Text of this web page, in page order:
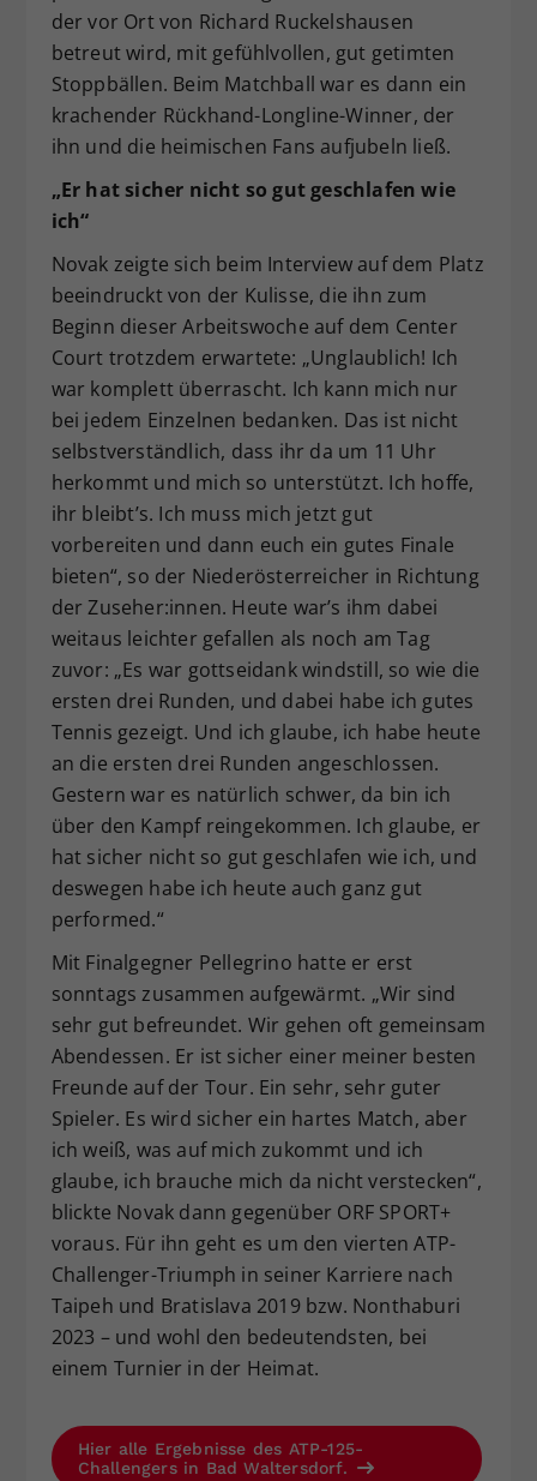
der vor Ort von Richard Ruckelshausen
betreut wird, mit gefühlvollen, gut getimten
Stoppbällen. Beim Matchball war es dann ein
krachender Rückhand-Longline-Winner, der
ihn und die heimischen Fans aufjubeln ließ.
„Er hat sicher nicht so gut geschlafen wie
ich“
Novak zeigte sich beim Interview auf dem Platz
beeindruckt von der Kulisse, die ihn zum
Beginn dieser Arbeitswoche auf dem Center
Court trotzdem erwartete: „Unglaublich! Ich
war komplett überrascht. Ich kann mich nur
bei jedem Einzelnen bedanken. Das ist nicht
selbstverständlich, dass ihr da um 11 Uhr
herkommt und mich so unterstützt. Ich hoffe,
ihr bleibt’s. Ich muss mich jetzt gut
vorbereiten und dann euch ein gutes Finale
bieten“, so der Niederösterreicher in Richtung
der Zuseher:innen. Heute war’s ihm dabei
weitaus leichter gefallen als noch am Tag
zuvor: „Es war gottseidank windstill, so wie die
ersten drei Runden, und dabei habe ich gutes
Tennis gezeigt. Und ich glaube, ich habe heute
an die ersten drei Runden angeschlossen.
Gestern war es natürlich schwer, da bin ich
über den Kampf reingekommen. Ich glaube, er
hat sicher nicht so gut geschlafen wie ich, und
deswegen habe ich heute auch ganz gut
performed.“
Mit Finalgegner Pellegrino hatte er erst
sonntags zusammen aufgewärmt. „Wir sind
sehr gut befreundet. Wir gehen oft gemeinsam
Abendessen. Er ist sicher einer meiner besten
Freunde auf der Tour. Ein sehr, sehr guter
Spieler. Es wird sicher ein hartes Match, aber
ich weiß, was auf mich zukommt und ich
glaube, ich brauche mich da nicht verstecken“,
blickte Novak dann gegenüber ORF SPORT+
voraus. Für ihn geht es um den vierten ATP-
Challenger-Triumph in seiner Karriere nach
Taipeh und Bratislava 2019 bzw. Nonthaburi
2023 – und wohl den bedeutendsten, bei
einem Turnier in der Heimat.
Hier alle Ergebnisse des ATP-125-
Challengers in Bad Waltersdorf.